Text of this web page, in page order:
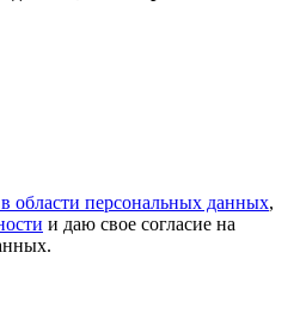
области персональных данных,
и даю свое согласие на